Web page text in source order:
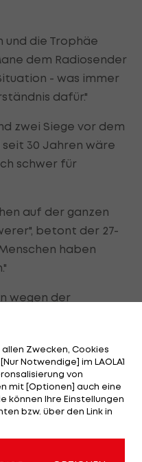
und die Trophäe
dem Radiosender
- was immer
dafür."
zwei Siege vor dem
30 Jahren wäre
schwer für
auf der ganzen
betont der 27-
haben
wegen der
UEFA-Präsident
Meister werden
dem es nicht auf
hatte Ceferin
Salzburger Mane hat
"Ich will das
Zwecken, Cookies
Notwendige] im LAOLA1
von
mit [Optionen] auch eine
können Ihre Einstellungen
bzw. über den Link in